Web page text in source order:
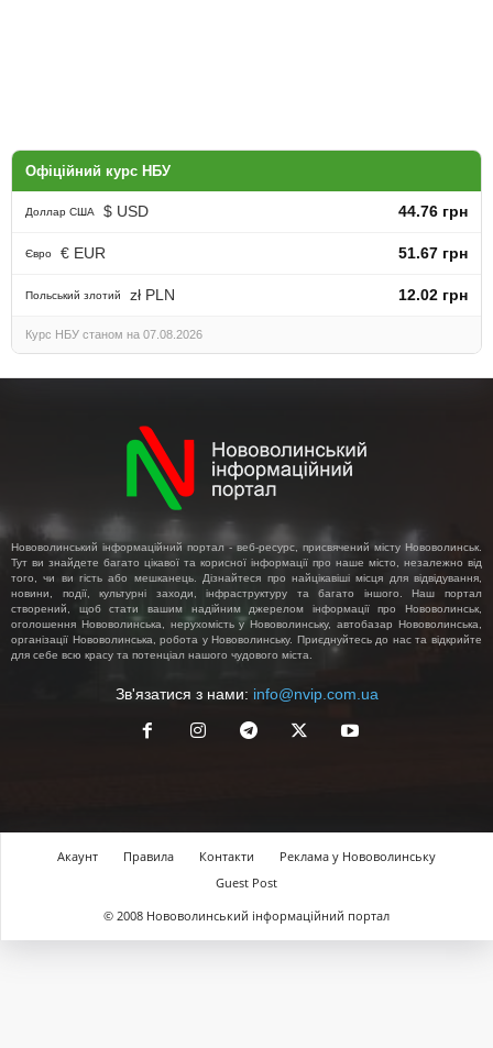
Офіційний курс НБУ
Доллар США $ USD 44.76 грн
Євро € EUR 51.67 грн
Польський злотий zł PLN 12.02 грн
Курс НБУ станом на 07.08.2026
Нововолинський інформаційний портал - веб-ресурс, присвячений місту Нововолинськ.
Тут ви знайдете багато цікавої та корисної інформації про наше місто, незалежно від
того, чи ви гість або мешканець. Дізнайтеся про найцікавіші місця для відвідування,
новини, події, культурні заходи, інфраструктуру та багато іншого. Наш портал
створений, щоб стати вашим надійним джерелом інформації про Нововолинськ,
оголошення Нововолинська, нерухомість у Нововолинську, автобазар Нововолинська,
організації Нововолинська, робота у Нововолинську. Приєднуйтесь до нас та відкрийте
для себе всю красу та потенціал нашого чудового міста.
Зв'язатися з нами: info@nvip.com.ua
Акаунт Правила Контакти
Реклама у Нововолинську
Guest Post
© 2008 Нововолинський інформаційний портал